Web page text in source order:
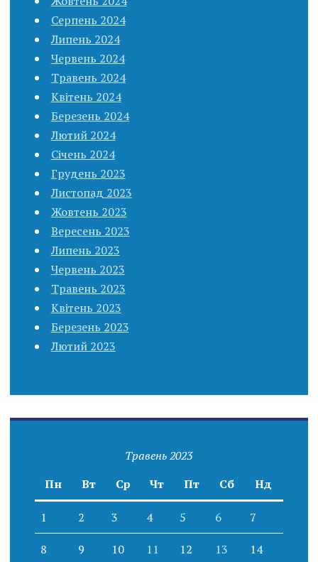
Серпень 2024
Липень 2024
Червень 2024
Травень 2024
Квітень 2024
Березень 2024
Лютий 2024
Січень 2024
Грудень 2023
Листопад 2023
Жовтень 2023
Вересень 2023
Липень 2023
Червень 2023
Травень 2023
Квітень 2023
Березень 2023
Лютий 2023
Травень 2023
Пн
Вт Ср Чт Пт Сб Нд
1 2 3 4 5 6 7
8 9 10 11 12 13 14